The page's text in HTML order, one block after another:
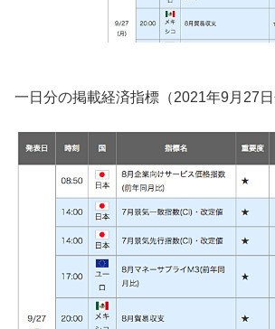
一日分の掲載経済指標（2021年9月27日